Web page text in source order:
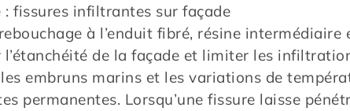
: fissures infiltrantes sur façade
à l’enduit fibré, résine intermédiaire
de la façade et limiter les
embruns marins et les variations de
permanentes. Lorsqu’une fissure laisse